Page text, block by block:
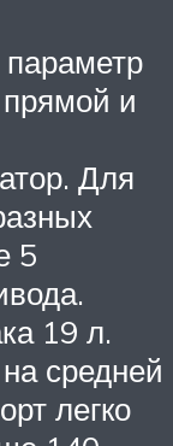
прямой и
Для
5
19 л.
средней
легко